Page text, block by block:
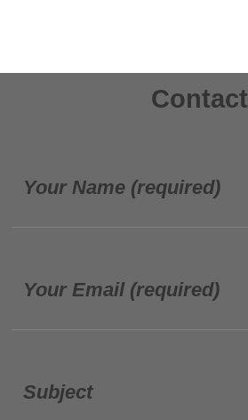
Contact
Your Name (required)
Your Email (required)
Subject